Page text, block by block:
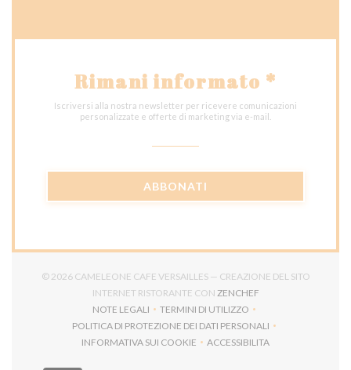
Rimani informato *
Iscriversi alla nostra newsletter per ricevere comunicazioni
personalizzate e offerte di marketing via e-mail.
ABBONATI
© 2026 CAMELEONE CAFE VERSAILLES — CREAZIONE DEL SITO
INTERNET RISTORANTE CON ZENCHEF((APRE UNA NUOVA
NOTE LEGALI
((APRE UNA NUOVA FINESTRA))
TERMINI DI UTILIZZO
((APRE UNA NUOVA FINESTRA))
POLITICA DI PROTEZIONE DEI DATI PERSONALI
((APRE UNA NUOVA FINESTRA))
INFORMATIVA SUI COOKIE
((APRE UNA NUOVA FINESTRA))
ACCESSIBILITA
((APRE UNA NUOVA